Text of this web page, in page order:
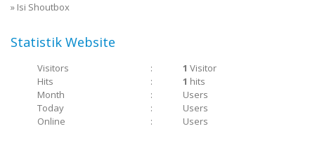
» Isi Shoutbox
Statistik Website
Visitors : 1 Visitor
Hits
: 1 hits
Month
:
Users
Today
:
Users
Online
: Users